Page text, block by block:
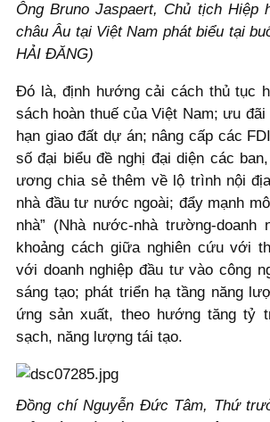
Ông Bruno Jaspaert, Chủ tịch Hiệp
châu Âu tại Việt Nam phát biểu tại
HẢI ĐĂNG)
Đó là, định hướng cải cách thủ tục
sách hoàn thuế của Việt Nam; ưu
hạn giao đất dự án; nâng cấp các
số đại biểu đề nghị đại diện các
ương chia sẻ thêm về lộ trình nội
nhà đầu tư nước ngoài; đẩy mạnh
nhà” (Nhà nước-nhà trường-doanh
khoảng cách giữa nghiên cứu với
với doanh nghiệp đầu tư vào công
sáng tạo; phát triển hạ tầng năng
ứng sản xuất, theo hướng tăng tỷ
sạch, năng lượng tái tạo.
Đồng chí Nguyễn Đức Tâm, Thứ